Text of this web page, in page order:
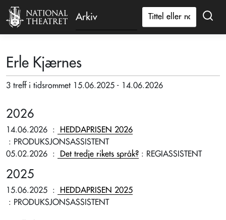
Arkiv
Erle Kjærnes
3 treff i tidsrommet 15.06.2025 - 14.06.2026
2026
14.06.2026 :
HEDDAPRISEN 2026
: PRODUKSJONSASSISTENT
05.02.2026 : Det tredje rikets språk? : REGIASSISTENT
2025
15.06.2025 :
HEDDAPRISEN 2025
: PRODUKSJONSASSISTENT